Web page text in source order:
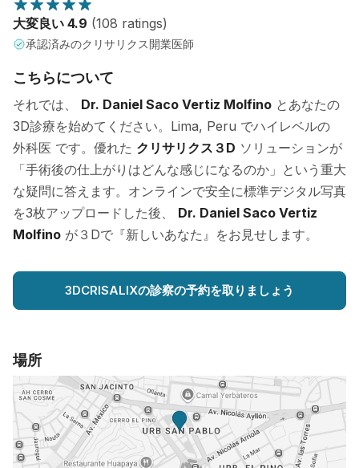
大変良い 4.9 (108 ratings)
承認済みのクリサリクス開業医師
こちらについて
それでは、 Dr. Daniel Saco Vertiz Molfino とあなたの
3D診療を始めてください。Lima, Peru でハイレベルの
外科医 です。優れた クリサリクス３D ソリューションが
「手術後の仕上がりはどんな感じになるのか」という重大
な疑問に答えます。オンラインで安全に標準デジタル写真
を3枚アップロードした後、 Dr. Daniel Saco Vertiz
Molfino が３Dで『新しいあなた』をお見せします。
3DCRISALIXの診察の予約を取りましょう
場所